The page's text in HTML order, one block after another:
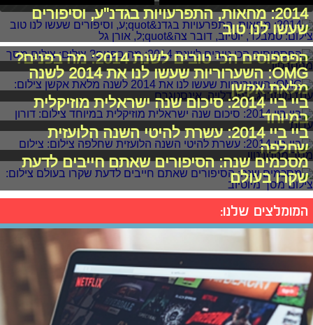
2014: מחאות, התפרעויות בגדנ"ע, וסיפורים
שעשו לנו טוב
הפספוסים הכי טובים לשנת 2014: מה בפנים?
OMG: השערוריות שעשו לנו את 2014 לשנה
מלאת אקשן
ביי ביי 2014: סיכום שנה ישראלית מוזיקלית
במיוחד
ביי ביי 2014: עשרת להיטי השנה הלועזית
שחלפה
מסכמים שנה: הסיפורים שאתם חייבים לדעת
שקרו בעולם
המומלצים שלנו: